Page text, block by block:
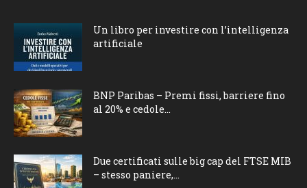
Un libro per investire con l’intelligenza
artificiale
BNP Paribas – Premi fissi, barriere fino
al 20% e cedole...
Due certificati sulle big cap del FTSE MIB
– stesso paniere,...